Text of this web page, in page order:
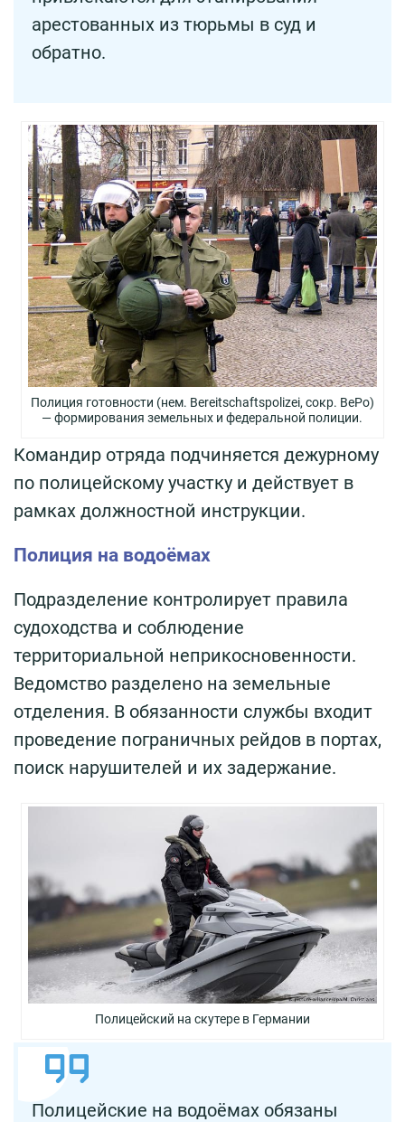
арестованных из тюрьмы в суд и
обратно.
Полиция готовности (нем. Bereitschaftspolizei, сокр. BePo)
— формирования земельных и федеральной полиции.
Командир отряда подчиняется дежурному
по полицейскому участку и действует в
рамках должностной инструкции.
Полиция на водоёмах
Подразделение контролирует правила
судоходства и соблюдение
территориальной неприкосновенности.
Ведомство разделено на земельные
отделения. В обязанности службы входит
проведение пограничных рейдов в портах,
поиск нарушителей и их задержание.
Полицейский на скутере в Германии
Полицейские на водоёмах обязаны